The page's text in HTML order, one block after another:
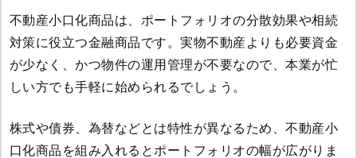
不動産小口化商品は、ポートフォリオの分散効果や相続
対策に役立つ金融商品です。実物不動産よりも必要資金
が少なく、かつ物件の運用管理が不要なので、本業が忙
しい方でも手軽に始められるでしょう。
株式や債券、為替などとは特性が異なるため、不動産小
口化商品を組み入れるとポートフォリオの幅が広がりま